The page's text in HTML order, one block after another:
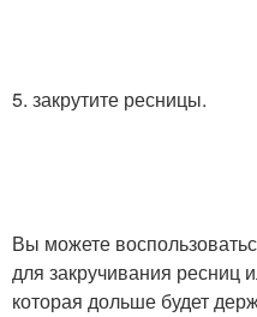
5. закрутите ресницы.
Вы можете
для закручивания ресниц
которая дольше будет